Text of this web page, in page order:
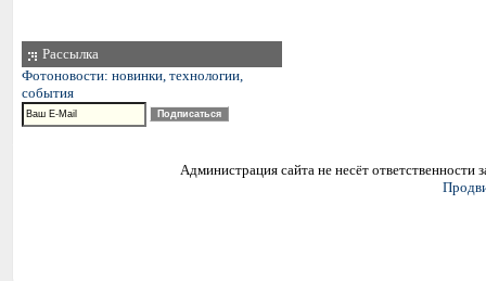
Рассылка
Фотоновости: новинки, технологии,
события
Администрация сайта не несёт ответственности